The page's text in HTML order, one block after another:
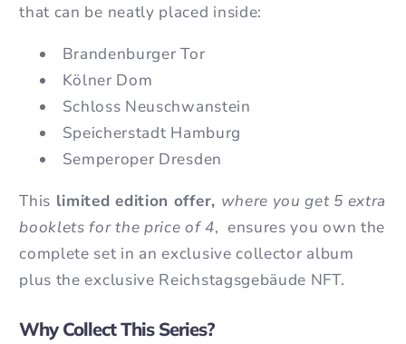
that can be neatly placed inside:
Brandenburger Tor
Kölner Dom
Schloss Neuschwanstein
Speicherstadt Hamburg
Semperoper Dresden
This limited edition offer, where you get 5 extra
booklets for the price of 4, ensures you own the
complete set in an exclusive collector album
plus the exclusive Reichstagsgebäude NFT.
Why Collect This Series?